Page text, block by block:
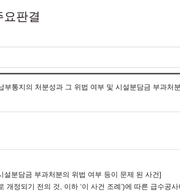
요판결
통지의 처분성과 그 위법 여부 및 시설분담금 부과처
분담금 부과처분의 위법 여부 등이 문제 된 사건]
정되기 전의 것, 이하 ‘이 사건 조례’)에 따른 급수공